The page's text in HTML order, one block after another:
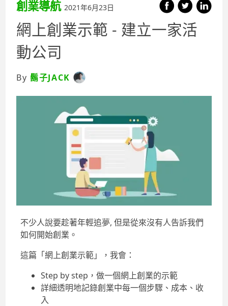
創業導航 2021年6月23日
網上創業示範 - 建立一家活
動公司
By鬍子JACK
不少人說要趁著年輕追夢, 但是從來沒有人告訴我們
如何開始創業。
這篇「網上創業示範」，我會：
Step by step，做一個網上創業的示範
詳細透明地記錄創業中每一個步驟、成本、收
入